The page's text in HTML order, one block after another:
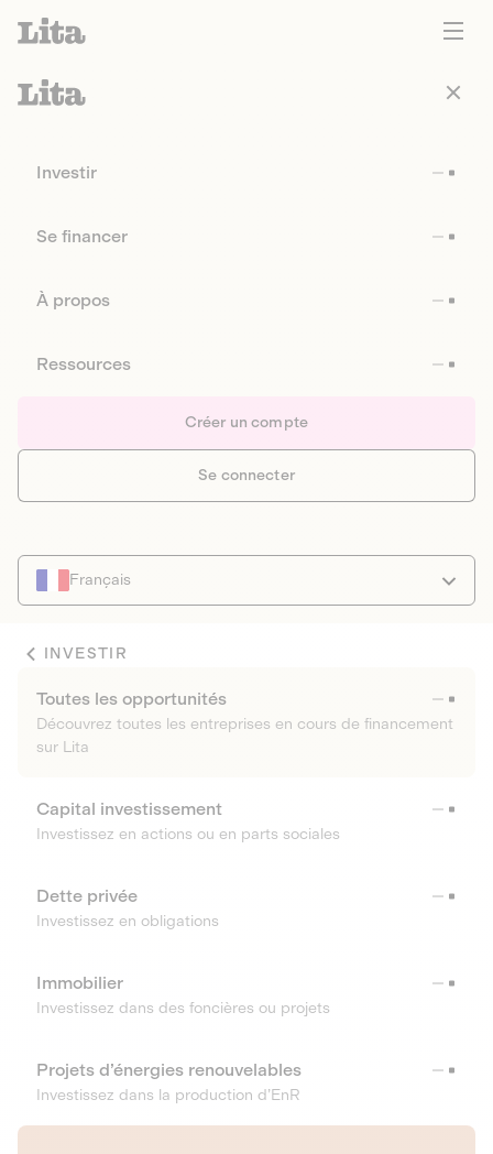
Investir
Se financer
À propos
Ressources
Créer un compte
Se connecter
Français
INVESTIR
Toutes les opportunités
Découvrez toutes les entreprises en cours de financement
sur Lita
Capital investissement
Investissez en actions ou en parts sociales
Dette privée
Investissez en obligations
Immobilier
Investissez dans des foncières ou projets
Projets d’énergies renouvelables
Investissez dans la production d’EnR